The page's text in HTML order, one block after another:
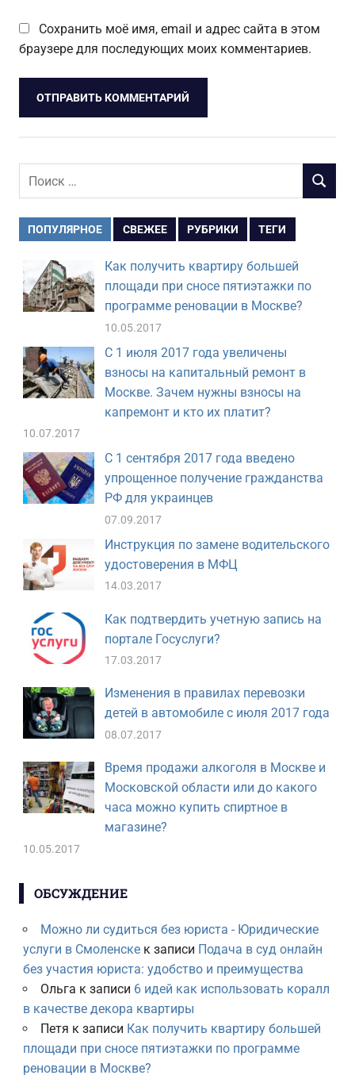
Сохранить моё имя, email и адрес сайта в этом
браузере для последующих моих комментариев.
Поиск
ПОИСК
ПОПУЛЯРНОЕ СВЕЖЕЕ РУБРИКИ ТЕГИ
Как получить квартиру большей
площади при сносе пятиэтажки по
программе реновации в Москве?
10.05.2017
С 1 июля 2017 года увеличены
взносы на капитальный ремонт в
Москве. Зачем нужны взносы на
капремонт и кто их платит?
10.07.2017
С 1 сентября 2017 года введено
упрощенное получение гражданства
РФ для украинцев
07.09.2017
Инструкция по замене водительского
удостоверения в МФЦ
14.03.2017
Как подтвердить учетную запись на
портале Госуслуги?
17.03.2017
Изменения в правилах перевозки
детей в автомобиле с июля 2017 года
08.07.2017
Время продажи алкоголя в Москве и
Московской области или до какого
часа можно купить спиртное в
магазине?
10.05.2017
ОБСУЖДЕНИЕ
Можно ли судиться без юриста - Юридические
услуги в Смоленскек записи Подача в суд онлайн
без участия юриста: удобство и преимущества
Ольга к записи 6 идей как использовать коралл
в качестве декора квартиры
Петя к записи Как получить квартиру большей
площади при сносе пятиэтажки по программе
реновации в Москве?